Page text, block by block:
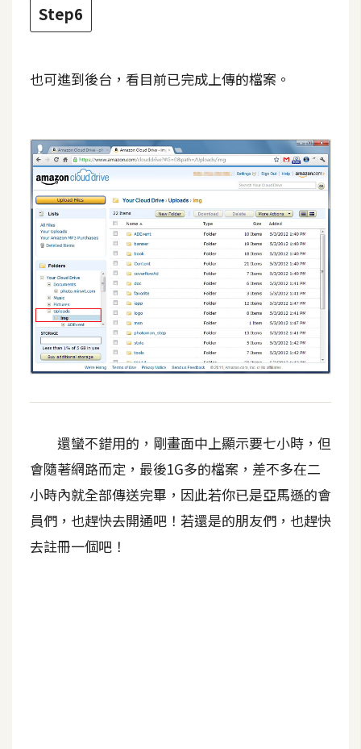
Step6
也可進到後台，看目前已完成上傳的檔案。
還蠻不錯用的，剛畫面中上顯示要七小時，但
會隨著網路而定，最後1G多的檔案，差不多在二
小時內就全部傳送完畢，因此若你已是亞馬遜的會
員們，也趕快去開通吧！若還是的朋友們，也趕快
去註冊一個吧！